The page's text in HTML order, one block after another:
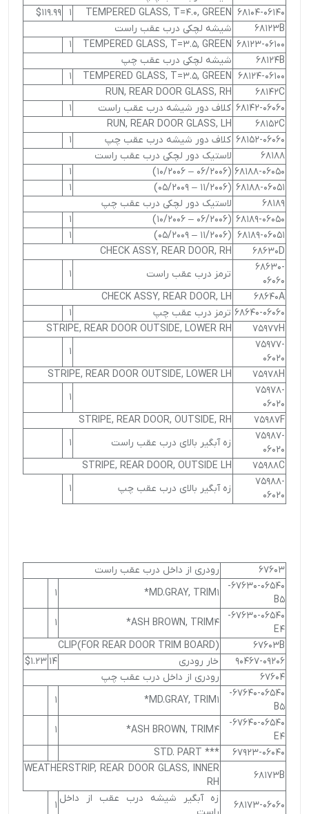
68104-06140
TEMPERED GLASS, T=4.0, GREEN
1
$119.99
68123B
شیشه لچکی درب عقب راست
68123-06100
TEMPERED GLASS, T=3.5, GREEN
1
68124B
شیشه لچکی درب عقب چپ
68124-06100
TEMPERED GLASS, T=3.5, GREEN
1
68142C
RUN, REAR DOOR GLASS, RH
68142-06060 کلاف دور شیشه درب عقب راست
1
68152C
RUN, REAR DOOR GLASS, LH
68152-06060 کلاف دور شیشه درب عقب چپ
1
68188
لاستیک دور لچکی درب عقب راست
68188-06050
(06/2006 – 10/2006)
1
68188-06051
(11/2006 – 05/2009)
1
68189
لاستیک دور لچکی درب عقب چپ
68189-06050
(06/2006 – 10/2006)
1
68189-06051
(11/2006 – 05/2009)
1
68630D
CHECK ASSY, REAR DOOR, RH
68630-
06060
ترمز درب عقب راست
1
68640A
CHECK ASSY, REAR DOOR, LH
68640-06060 ترمز درب عقب چپ
1
75977H
STRIPE, REAR DOOR OUTSIDE, LOWER RH
75977-
06020
1
75978H
STRIPE, REAR DOOR OUTSIDE, LOWER LH
75978-
06020
1
75987F
STRIPE, REAR DOOR, OUTSIDE, RH
75987-
06020
زه آبگیر بالای درب عقب راست
1
75988C
STRIPE, REAR DOOR, OUTSIDE LH
75988-
06020
زه آبگیر بالای درب عقب چپ 1
67603
رودری از داخل درب عقب راست
67630-06540-
B5
MD.GRAY, TRIM1*
1
67630-06540-
E4
ASH BROWN, TRIM4*
1
67603B
CLIP(FOR REAR DOOR TRIM BOARD)
90467-09206
خار رودری 14
$1.23
67604
رودری از داخل درب عقب چپ
67640-06540-
B5
MD.GRAY, TRIM1*
1
67640-06540-
E4
ASH BROWN, TRIM4*
1
67923-06040
*** STD. PART
68173B
WEATHERSTRIP, REAR DOOR GLASS, INNER
RH
68173-06060
زه آبگیر شیشه درب عقب از داخل
1